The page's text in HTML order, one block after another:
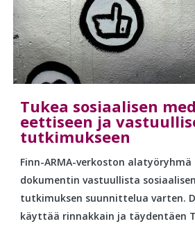
Tukea sosiaalisen
eettiseen ja
tutkimukseen
Finn-ARMA-verkoston
dokumentin vastuullista
tutkimuksen suunnittelua varten.
käyttää rinnakkain ja täydentäen